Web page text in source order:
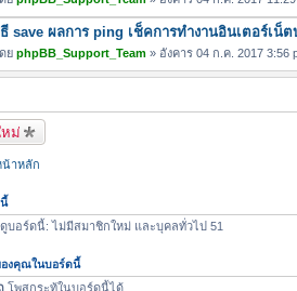
save ผลการ ping เช็คการทำงานอินเตอร์เน็
ย phpBB_Support_Team » อังคาร 04 ก.ค. 2017 3:56
หม่
าหลัก
บอร์ดนี้: ไม่มีสมาชิกใหม่ และบุคลทั่วไป 51
งคุณในบอร์ดนี้
โพสกระทู้ในบอร์ดนี้ได้